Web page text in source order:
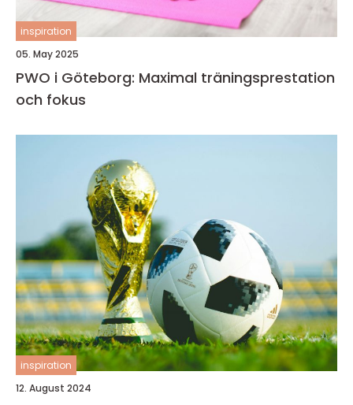
inspiration
05. May 2025
PWO i Göteborg: Maximal träningsprestation
och fokus
inspiration
12. August 2024